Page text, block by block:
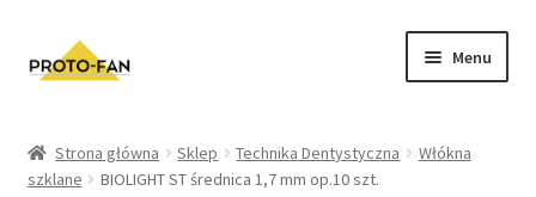
Menu
Kursy Stomatologiczne
Strona główna Sklep Technika Dentystyczna
Włókna
szklane
BIOLIGHT ST średnica 1,7 mm op.10 szt.